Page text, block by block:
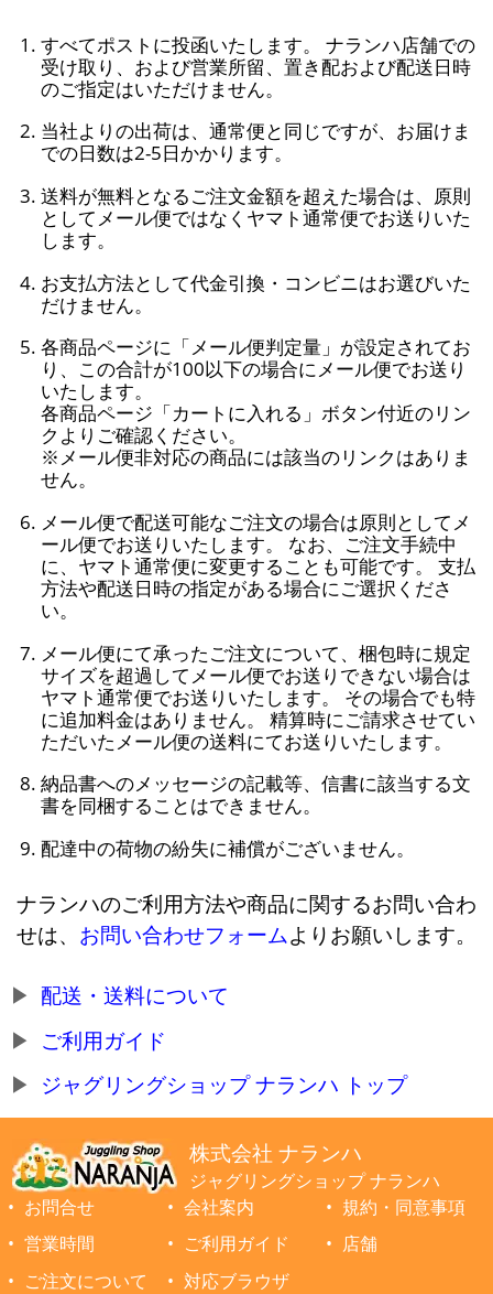
すべてポストに投函いたします。 ナランハ店舗での
受け取り、および営業所留、置き配および配送日時
のご指定はいただけません。
当社よりの出荷は、通常便と同じですが、お届けま
での日数は2-5日かかります。
送料が無料となるご注文金額を超えた場合は、原則
としてメール便ではなくヤマト通常便でお送りいた
します。
お支払方法として代金引換・コンビニはお選びいた
だけません。
各商品ページに「メール便判定量」が設定されてお
り、この合計が100以下の場合にメール便でお送り
いたします。
各商品ページ「カートに入れる」ボタン付近のリン
クよりご確認ください。
※メール便非対応の商品には該当のリンクはありま
せん。
メール便で配送可能なご注文の場合は原則としてメ
ール便でお送りいたします。 なお、ご注文手続中
に、ヤマト通常便に変更することも可能です。 支払
方法や配送日時の指定がある場合にご選択くださ
い。
メール便にて承ったご注文について、梱包時に規定
サイズを超過してメール便でお送りできない場合は
ヤマト通常便でお送りいたします。 その場合でも特
に追加料金はありません。 精算時にご請求させてい
ただいたメール便の送料にてお送りいたします。
納品書へのメッセージの記載等、信書に該当する文
書を同梱することはできません。
配達中の荷物の紛失に補償がございません。
ナランハのご利用方法や商品に関するお問い合わ
せは、 お問い合わせフォームよりお願いします。
配送・送料について
ご利用ガイド
ジャグリングショップ ナランハ トップ
株式会社 ナランハ
ジャグリングショップ ナランハ
お問合せ
会社案内
規約・同意事項
営業時間
ご利用ガイド
店舗
ご注文について
対応ブラウザ